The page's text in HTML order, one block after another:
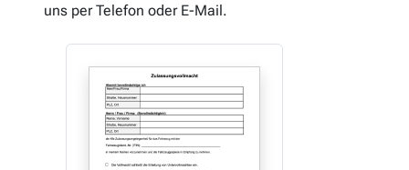
uns per Telefon oder E-Mail.